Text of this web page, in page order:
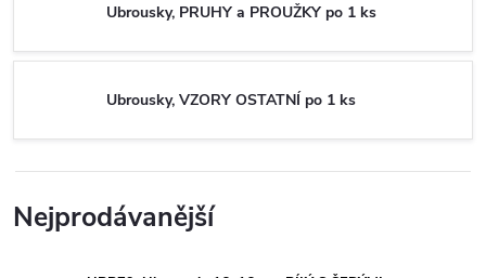
Ubrousky, PRUHY a PROUŽKY po 1 ks
Ubrousky, VZORY OSTATNÍ po 1 ks
Nejprodávanější